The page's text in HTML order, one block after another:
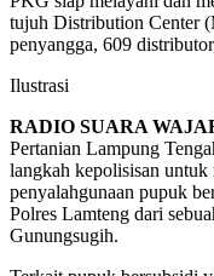
Ilustrasi
RADIO SUARA
Pertanian Lampung
langkah kepolisisan untuk
penyalahgunaan pupuk
Polres Lamteng dari
Gunungsugih.